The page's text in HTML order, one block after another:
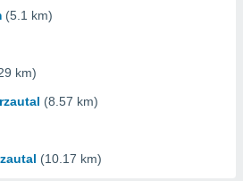
(5.1 km)
km)
(8.57 km)
(10.17 km)